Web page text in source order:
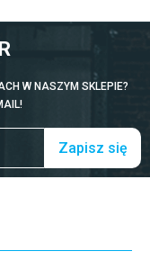
W NASZYM SKLEPIE?
Zapisz się